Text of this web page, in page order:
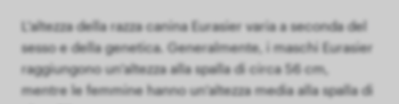
L'altezza della razza canina Eurasier varia a seconda del
sesso e della genetica. Generalmente, i maschi Eurasier
raggiungono un'altezza alla spalla di circa 56 cm,
mentre le femmine hanno un'altezza media alla spalla di